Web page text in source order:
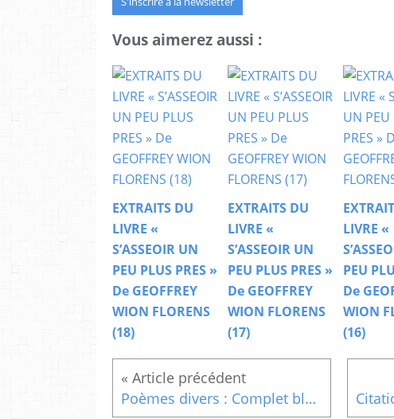
Vous aimerez aussi :
EXTRAITS DU
LIVRE «
S’ASSEOIR UN
PEU PLUS PRES »
De GEOFFREY
WION FLORENS
(18)
EXTRAITS DU
LIVRE «
S’ASSEOIR UN
PEU PLUS PRES »
De GEOFFREY
WION FLORENS
(17)
LIVRE «
PEU
De
WION
(16)
Poèmes divers : Complet blanc